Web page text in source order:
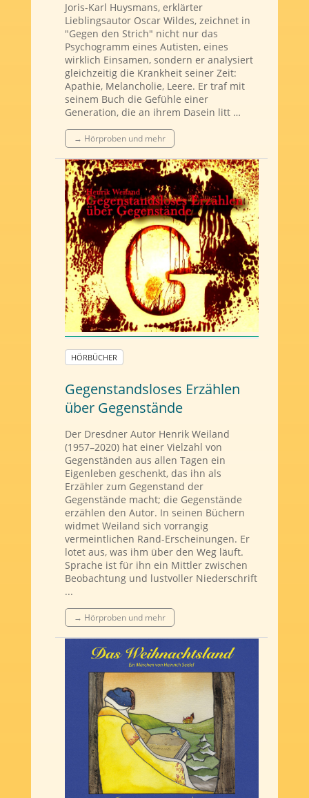
Joris-Karl Huysmans, erklärter
Lieblingsautor Oscar Wildes, zeichnet in
"Gegen den Strich" nicht nur das
Psychogramm eines Autisten, eines
wirklich Einsamen, sondern er analysiert
gleichzeitig die Krankheit seiner Zeit:
Apathie, Melancholie, Leere. Er traf mit
seinem Buch die Gefühle einer
Generation, die an ihrem Dasein litt …
→ Hörproben und mehr
HÖRBÜCHER
Gegenstandsloses Erzählen
über Gegenstände
Der Dresdner Autor Henrik Weiland
(1957–2020) hat einer Vielzahl von
Gegenständen aus allen Tagen ein
Eigenleben geschenkt, das ihn als
Erzähler zum Gegenstand der
Gegenstände macht; die Gegenstände
erzählen den Autor. In seinen Büchern
widmet Weiland sich vorrangig
vermeintlichen Rand-Erscheinungen. Er
lotet aus, was ihm über den Weg läuft.
Sprache ist für ihn ein Mittler zwischen
Beobachtung und lustvoller Niederschrift
...
→ Hörproben und mehr